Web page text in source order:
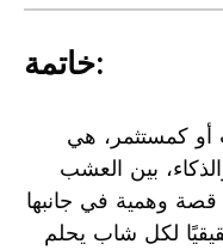
خاتمة:
أو كمستثمر، هي
بين العشب
قصة وهمية في جانبها
لكل شاب يحلم